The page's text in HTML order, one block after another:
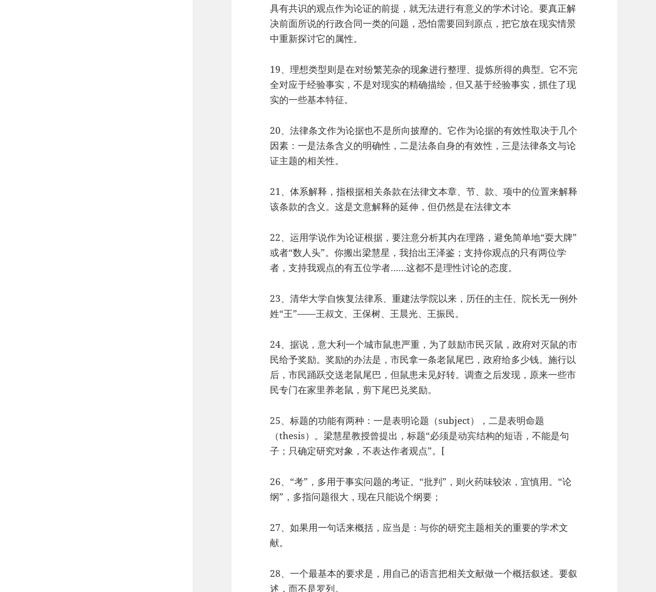
具有共识的观点作为论证的前提，就无法进行有意义的学术讨论。要真正解
决前面所说的行政合同一类的问题，恐怕需要回到原点，把它放在现实情景
中重新探讨它的属性。
19、理想类型则是在对纷繁芜杂的现象进行整理、提炼所得的典型。它不完
全对应于经验事实，不是对现实的精确描绘，但又基于经验事实，抓住了现
实的一些基本特征。
20、法律条文作为论据也不是所向披靡的。它作为论据的有效性取决于几个
因素：一是法条含义的明确性，二是法条自身的有效性，三是法律条文与论
证主题的相关性。
21、体系解释，指根据相关条款在法律文本章、节、款、项中的位置来解释
该条款的含义。这是文意解释的延伸，但仍然是在法律文本
22、运用学说作为论证根据，要注意分析其内在理路，避免简单地“耍大牌”
或者“数人头”。你搬出梁慧星，我抬出王泽鉴；支持你观点的只有两位学
者，支持我观点的有五位学者……这都不是理性讨论的态度。
23、清华大学自恢复法律系、重建法学院以来，历任的主任、院长无一例外
姓“王”——王叔文、王保树、王晨光、王振民。
24、据说，意大利一个城市鼠患严重，为了鼓励市民灭鼠，政府对灭鼠的市
民给予奖励。奖励的办法是，市民拿一条老鼠尾巴，政府给多少钱。施行以
后，市民踊跃交送老鼠尾巴，但鼠患未见好转。调查之后发现，原来一些市
民专门在家里养老鼠，剪下尾巴兑奖励。
25、标题的功能有两种：一是表明论题（subject），二是表明命题
（thesis）。梁慧星教授曾提出，标题“必须是动宾结构的短语，不能是句
子；只确定研究对象，不表达作者观点”。[
26、“考”，多用于事实问题的考证。“批判”，则火药味较浓，宜慎用。“论
纲”，多指问题很大，现在只能说个纲要；
27、如果用一句话来概括，应当是：与你的研究主题相关的重要的学术文
献。
28、一个最基本的要求是，用自己的语言把相关文献做一个概括叙述。要叙
述，而不是罗列。